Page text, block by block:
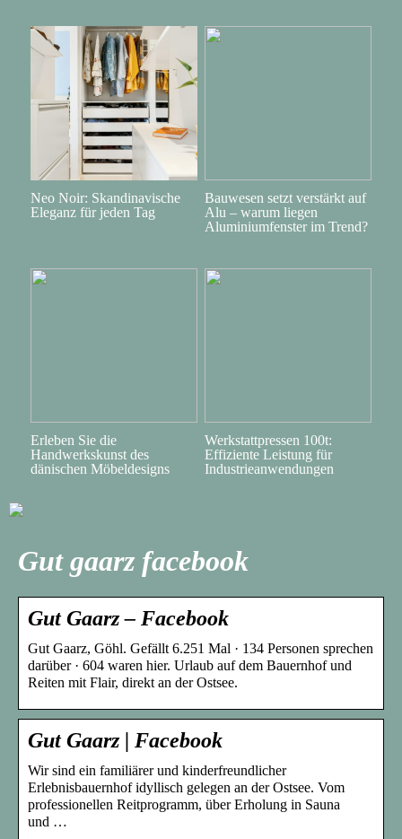
Neo Noir: Skandinavische
Eleganz für jeden Tag
Bauwesen setzt verstärkt auf
Alu – warum liegen
Aluminiumfenster im Trend?
Erleben Sie die
Handwerkskunst des
dänischen Möbeldesigns
Werkstattpressen 100t:
Effiziente Leistung für
Industrieanwendungen
Gut gaarz facebook
Gut Gaarz – Facebook
Gut Gaarz, Göhl. Gefällt 6.251 Mal · 134 Personen sprechen
darüber · 604 waren hier. Urlaub auf dem Bauernhof und
Reiten mit Flair, direkt an der Ostsee.
Gut Gaarz | Facebook
Wir sind ein familiärer und kinderfreundlicher
Erlebnisbauernhof idyllisch gelegen an der Ostsee. Vom
professionellen Reitprogramm, über Erholung in Sauna
und …